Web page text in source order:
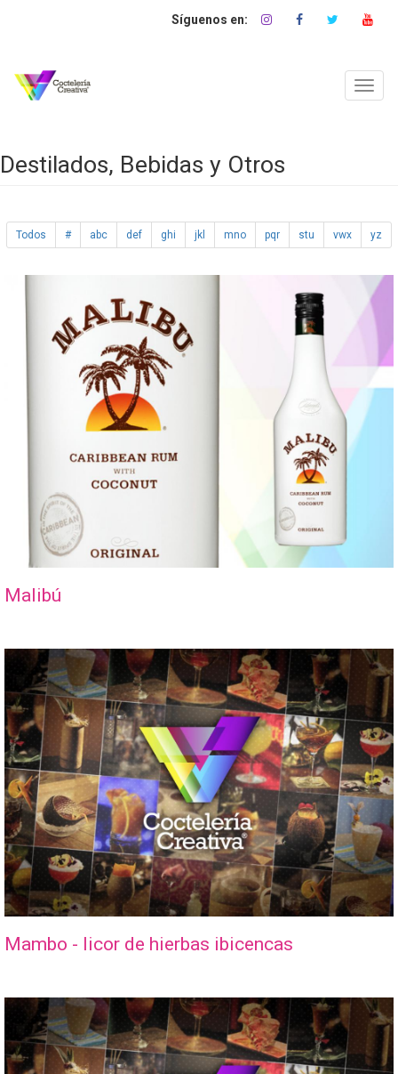
Destilados, Bebidas y Otros
Todos # abc def ghi jkl mno pqr stu vwx yz
Malibú
Mambo - licor de hierbas ibicencas